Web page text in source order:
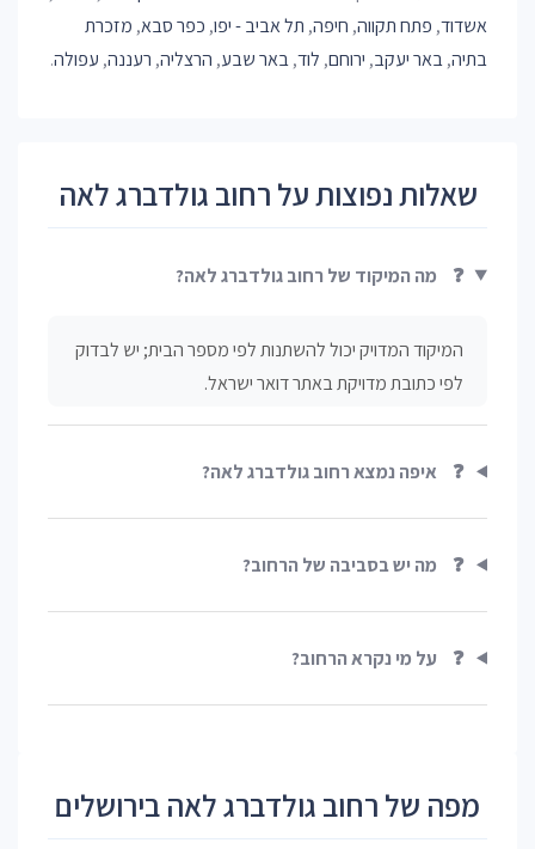
אשדוד, פתח תקווה, חיפה, תל אביב - יפו, כפר סבא, מזכרת
בתיה,באר יעקב, ירוחם, לוד,באר שבע, הרצליה, רעננה, עפולה.
שאלות נפוצות על רחוב גולדברג לאה
❓ מה המיקוד של רחוב גולדברג לאה?
המיקוד המדויק יכול להשתנות לפי מספר הבית; יש לבדוק
לפי כתובת מדויקת באתר דואר ישראל.
❓ איפה נמצא רחוב גולדברג לאה?
❓ מה יש בסביבה של הרחוב?
❓ על מי נקרא הרחוב?
מפה של רחוב גולדברג לאה בירושלים